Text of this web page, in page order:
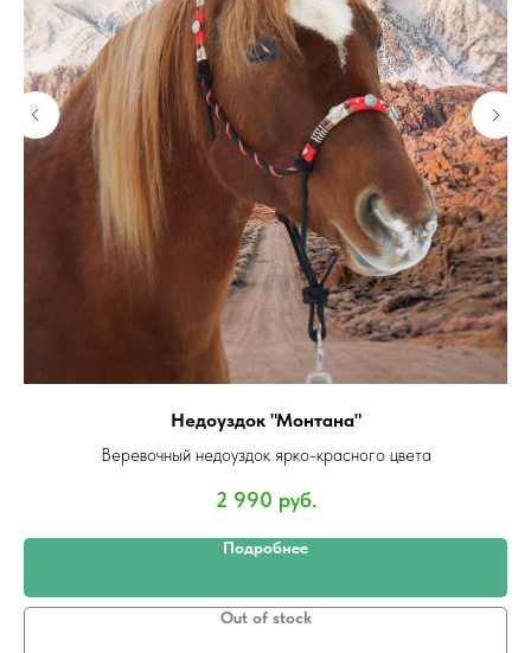
Недоуздок "Монтана"
Веревочный недоуздок ярко-красного цвета
2 990 руб.
Подробнее
Out of stock